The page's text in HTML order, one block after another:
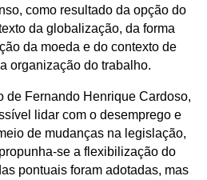
como resultado da opção do
da globalização, da forma
da moeda e do contexto de
organização do trabalho.
de Fernando Henrique Cardoso,
lidar com o desemprego e
de mudanças na legislação,
se a flexibilização do
pontuais foram adotadas, mas